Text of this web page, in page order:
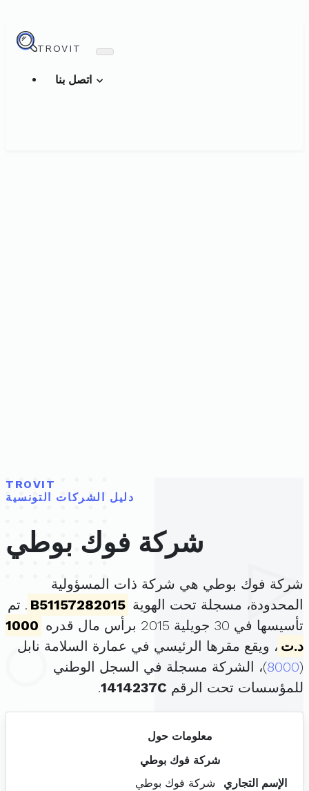
TROVIT
TROVIT
دليل الشركات التونسية
شركة فوك بوطي
شركة فوك بوطي هي شركة ذات المسؤولية
المحدودة، مسجلة تحت الهوية B51157282015 . تم
تأسيسها في 30 جويلية 2015 برأس مال قدره
1000
د.ت ، ويقع مقرها الرئيسي في عمارة السلامة نابل
(
8000)، الشركة مسجلة في السجل الوطني
للمؤسسات تحت الرقم 1414237C
.
معلومات حول
شركة فوك بوطي
الإسم التجاري
شركة فوك بوطي